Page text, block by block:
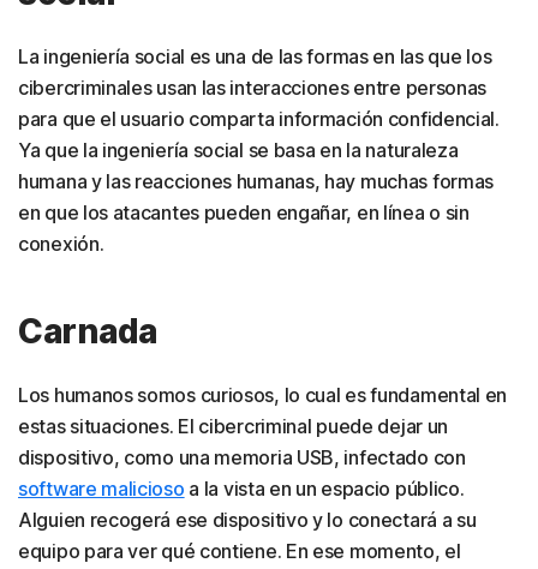
La ingeniería social es una de las formas en las que los
cibercriminales usan las interacciones entre personas
para que el usuario comparta información confidencial.
Ya que la ingeniería social se basa en la naturaleza
humana y las reacciones humanas, hay muchas formas
en que los atacantes pueden engañar, en línea o sin
conexión.
Carnada
Los humanos somos curiosos, lo cual es fundamental en
estas situaciones. El cibercriminal puede dejar un
dispositivo, como una memoria USB, infectado con
software malicioso a la vista en un espacio público.
Alguien recogerá ese dispositivo y lo conectará a su
equipo para ver qué contiene. En ese momento, el